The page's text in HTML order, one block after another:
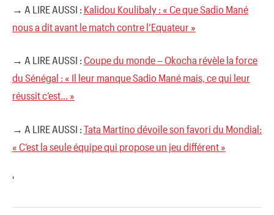
→ A LIRE AUSSI : Kalidou Koulibaly : « Ce que Sadio Mané
nous a dit avant le match contre l’Equateur »
→ A LIRE AUSSI : Coupe du monde – Okocha révèle la force
du Sénégal : « Il leur manque Sadio Mané mais, ce qui leur
réussit c’est… »
→ A LIRE AUSSI : Tata Martino dévoile son favori du Mondial:
« C’est la seule équipe qui propose un jeu différent »
'